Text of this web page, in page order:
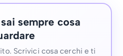
sempre cosa
Scrivici cosa cerchi e ti